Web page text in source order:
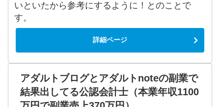
いといたから参考にするように！とのことで
す。
詳細ページ
アダルトブログとアダルトnoteの副業で
結果出してる公認会計士（本業年収1100